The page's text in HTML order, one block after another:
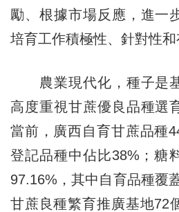
勵、根據市場反應，進一
培育工作積極性、針對性和
農業現代化，種子是
高度重視甘蔗優良品種選
當前，廣西自育甘蔗品種
登記品種中佔比38%；糖
97.16%，其中自育品種覆
甘蔗良種繁育推廣基地72